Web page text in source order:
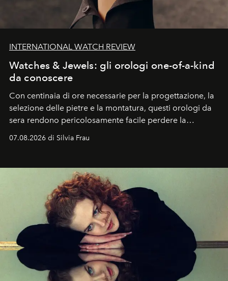
INTERNATIONAL WATCH REVIEW
Watches & Jewels: gli orologi one-of-a-kind
da conoscere
Con centinaia di ore necessarie per la progettazione, la
selezione delle pietre e la montatura, questi orologi da
sera rendono pericolosamente facile perdere la
cognizione del tempo. Ma con quadranti così
07.08.2026 di Silvia Frau